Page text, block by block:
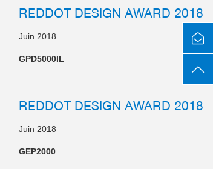
REDDOT DESIGN AWARD 2018
Juin 2018
GPD5000IL
REDDOT DESIGN AWARD 2018
Juin 2018
GEP2000